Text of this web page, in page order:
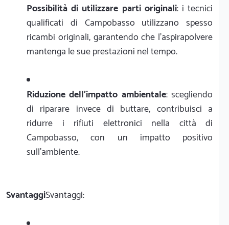
Possibilità di utilizzare parti originali: i tecnici
qualificati di Campobasso utilizzano spesso
ricambi originali, garantendo che l'aspirapolvere
mantenga le sue prestazioni nel tempo.
Riduzione dell'impatto ambientale: scegliendo
di riparare invece di buttare, contribuisci a
ridurre i rifiuti elettronici nella città di
Campobasso, con un impatto positivo
sull'ambiente.
SvantaggiSvantaggi: